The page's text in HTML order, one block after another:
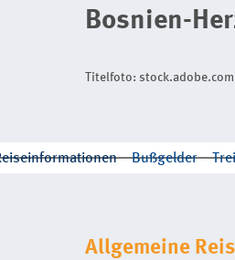
Bosnien-
Titelfoto:
Bußgelder
Allgemeine